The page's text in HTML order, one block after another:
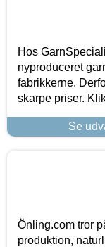
Hos
nyproduceret
fabrikkerne.
skarpe priser.
Se
Önling.com tror
produktion,